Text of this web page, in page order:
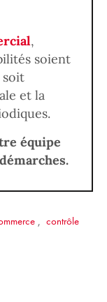
,
soient
soit
et la
équipe
, contrôle